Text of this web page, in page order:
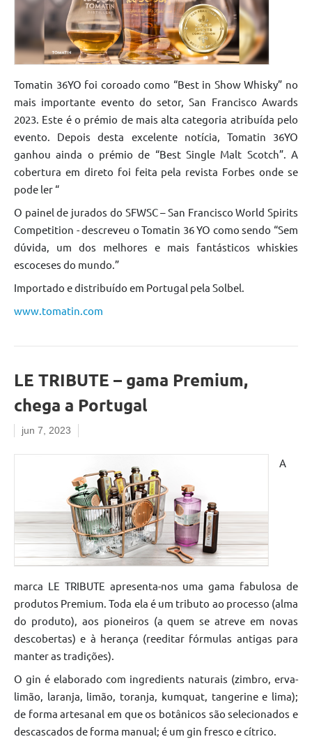
Tomatin 36YO foi coroado como “Best in Show Whisky” no
mais importante evento do setor, San Francisco Awards
2023. Este é o prémio de mais alta categoria atribuída pelo
evento. Depois desta excelente notícia, Tomatin 36YO
ganhou ainda o prémio de “Best Single Malt Scotch”. A
cobertura em direto foi feita pela revista Forbes onde se
pode ler “
O painel de jurados do SFWSC – San Francisco World Spirits
Competition - descreveu o Tomatin 36 YO como sendo “Sem
dúvida, um dos melhores e mais fantásticos whiskies
escoceses do mundo.”
Importado e distribuído em Portugal pela Solbel.
www.tomatin.com
LE TRIBUTE – gama Premium,
chega a Portugal
jun 7, 2023
A
marca LE TRIBUTE apresenta-nos uma gama fabulosa de
produtos Premium. Toda ela é um tributo ao processo (alma
do produto), aos pioneiros (a quem se atreve em novas
descobertas) e à herança (reeditar fórmulas antigas para
manter as tradições).
O gin é elaborado com ingredients naturais (zimbro, erva-
limão, laranja, limão, toranja, kumquat, tangerine e lima);
de forma artesanal em que os botânicos são selecionados e
descascados de forma manual; é um gin fresco e cítrico.